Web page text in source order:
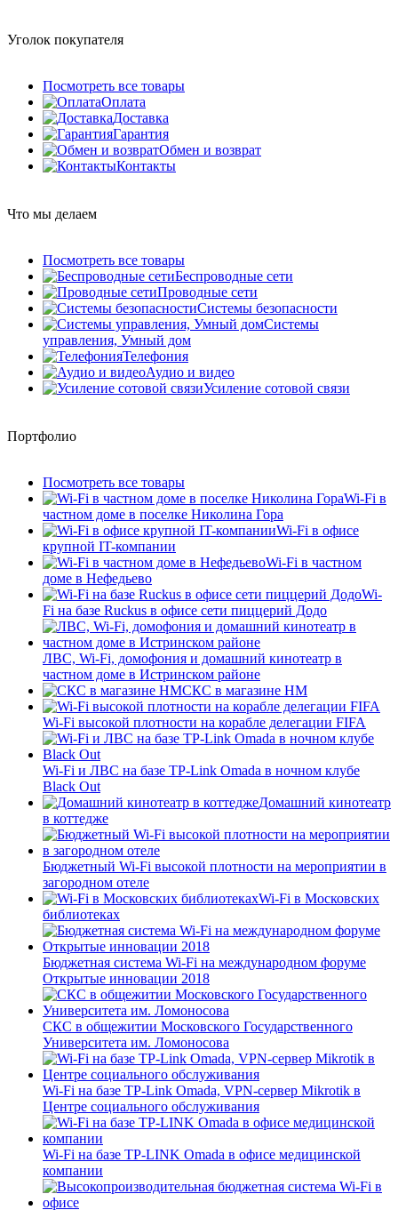
Уголок покупателя
Посмотреть все товары
Оплата
Доставка
Гарантия
Обмен и возврат
Контакты
Что мы делаем
Посмотреть все товары
Беспроводные сети
Проводные сети
Системы безопасности
Системы
управления, Умный дом
Телефония
Аудио и видео
Усиление сотовой связи
Портфолио
Посмотреть все товары
Wi-Fi в
частном доме в поселке Николина Гора
Wi-Fi в офисе
крупной IT-компании
Wi-Fi в частном
доме в Нефедьево
Wi-
Fi на базе Ruckus в офисе сети пиццерий Додо
ЛВС, Wi-Fi, домофония и домашний кинотеатр в
частном доме в Истринском районе
СКС в магазине HM
Wi-Fi высокой плотности на корабле делегации FIFA
Wi-Fi и ЛВС на базе TP-Link Omada в ночном клубе
Black Out
Домашний кинотеатр
в коттедже
Бюджетный Wi-Fi высокой плотности на мероприятии в
загородном отеле
Wi-Fi в Московских
библиотеках
Бюджетная система Wi-Fi на международном форуме
Открытые инновации 2018
СКС в общежитии Московского Государственного
Университета им. Ломоносова
Wi-Fi на базе TP-Link Omada, VPN-сервер Mikrotik в
Центре социального обслуживания
Wi-Fi на базе TP-LINK Omada в офисе медицинской
компании